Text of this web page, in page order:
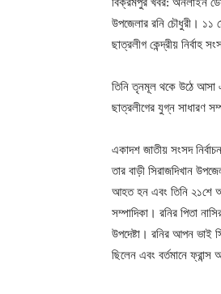
উপজেলার রনি চৌধুরী। ১১
ছাত্রলীগ কেন্দ্রীয় নির্বাহ
তিনি তৃনমূল থকে উঠে আসা
ছাত্রলীগের যুগ্ন সাধারণ
একাদশ জাতীয় সংসদ
তার বাড়ী সিরাজদিখান
আহত হন এবং তিনি ২১শে
সম্পাদিকা। রনির পিতা
উপদেষ্টা। রনির আপন ভাই
ছিলেন এবং বর্তমানে